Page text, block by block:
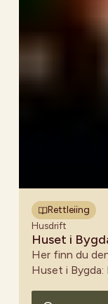
Rettleiing
Husdrift
Huset i
Her finn du
Huset i Bygda: